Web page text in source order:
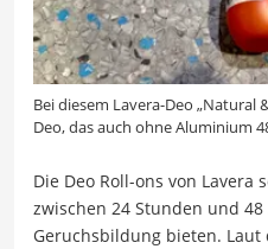
Bei diesem Lavera-Deo „Natural
Deo, das auch ohne Aluminium
Die Deo Roll-ons von
zwischen 24 Stunden und
Geruchsbildung bieten.